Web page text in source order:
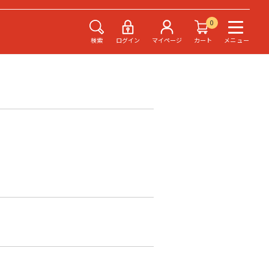
検索 ログイン マイページ
0
カート
メニュー